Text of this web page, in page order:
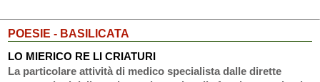
POESIE - BASILICATA
LO MIERICO RE LI CRIATURI
La particolare attività di medico specialista dalle dirette